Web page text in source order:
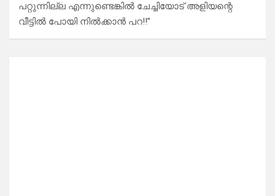
പറ്റുന്നില്ല എന്നുണ്ടെങ്കിൽ ചേച്ചിയോട് അളിയന്റെ
വീട്ടിൽ പോയി നിൽക്കാൻ പറ!!”